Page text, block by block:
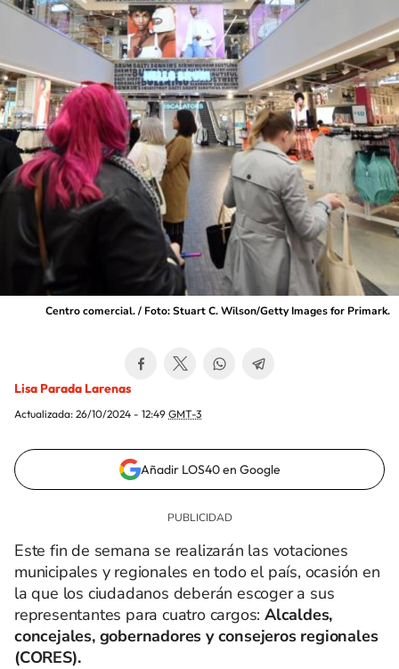
Centro comercial. / Foto: Stuart C. Wilson/Getty Images for Primark.
Lisa Parada Larenas
Actualizada: 26/10/2024 - 12:49 GMT-3
Añadir LOS40 en Google
Este fin de semana se realizarán las votaciones
municipales y regionales en todo el país, ocasión en
la que los ciudadanos deberán escoger a sus
representantes para cuatro cargos:Alcaldes,
concejales, gobernadores y consejeros regionales
(CORES).